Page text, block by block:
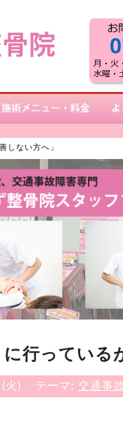
しない方へ」
に行っている
火) テーマ: 交通事